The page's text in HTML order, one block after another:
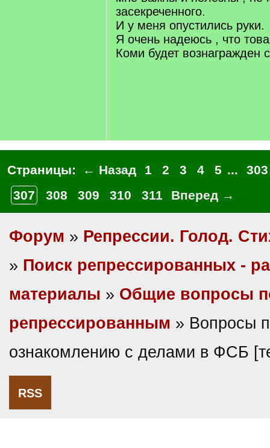
засекреченного.
И у меня опустились руки.
Я очень надеюсь , что
Коми будет вознагражден
Страницы: ← Назад 1 2 3 4 5 ...
303
307
308 309 310 311 Вперед →
Форум » Репрессии. Голод.
» Поиск репрессированных -
материалы » Общие вопросы
репрессированным » Вопросы
ознакомлению с делами в ФСБ
RSS